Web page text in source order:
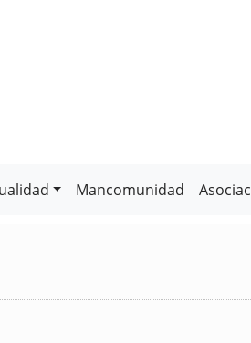
Mancomunidad